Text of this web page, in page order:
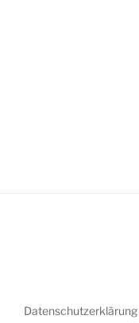
Datenschutzerklärung